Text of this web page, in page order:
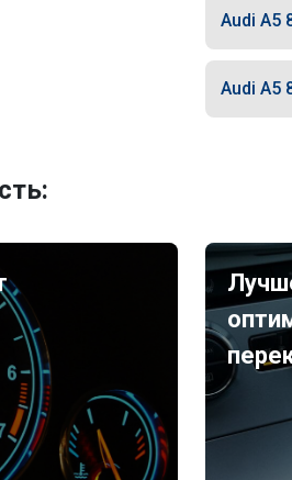
Audi A5
Audi A5